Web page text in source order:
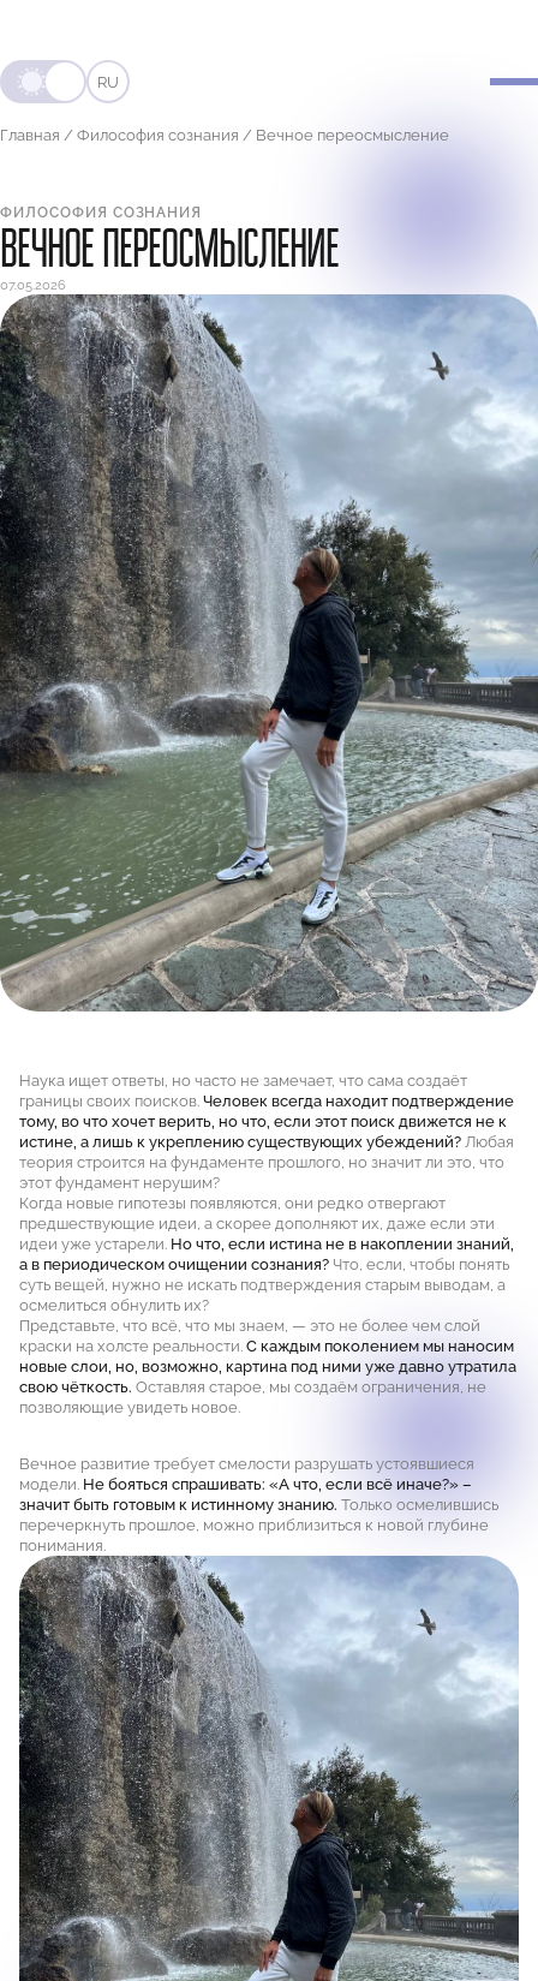
RU
Главная / Философия сознания / Вечное переосмысление
ФИЛОСОФИЯ СОЗНАНИЯ
ВЕЧНОЕ ПЕРЕОСМЫСЛЕНИЕ
07.05.2026
Наука ищет ответы, но часто не замечает, что сама создаёт
границы своих поисков.Человек всегда находит подтверждение
тому, во что хочет верить, но что, если этот поиск движется не к
истине, а лишь к укреплению существующих убеждений? Любая
теория строится на фундаменте прошлого, но значит ли это, что
этот фундамент нерушим?
Когда новые гипотезы появляются, они редко отвергают
предшествующие идеи, а скорее дополняют их, даже если эти
идеи уже устарели. Но что, если истина не в накоплении знаний,
а в периодическом очищении сознания? Что, если, чтобы понять
суть вещей, нужно не искать подтверждения старым выводам, а
осмелиться обнулить их?
Представьте, что всё, что мы знаем, — это не более чем слой
краски на холсте реальности.С каждым поколением мы наносим
новые слои, но, возможно, картина под ними уже давно утратила
свою чёткость. Оставляя старое, мы создаём ограничения, не
позволяющие увидеть новое.
Вечное развитие требует смелости разрушать устоявшиеся
модели. Не бояться спрашивать: «А что, если всё иначе?» –
значит быть готовым к истинному знанию. Только осмелившись
перечеркнуть прошлое, можно приблизиться к новой глубине
понимания.